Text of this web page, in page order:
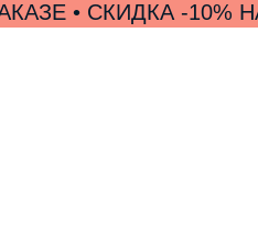
• СКИДКА -10%